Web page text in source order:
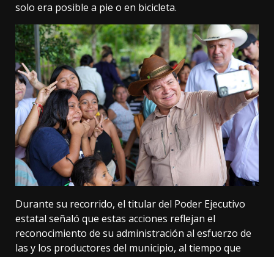
solo era posible a pie o en bicicleta.
Durante su recorrido, el titular del Poder Ejecutivo
estatal señaló que estas acciones reflejan el
reconocimiento de su administración al esfuerzo de
las y los productores del municipio, al tiempo que